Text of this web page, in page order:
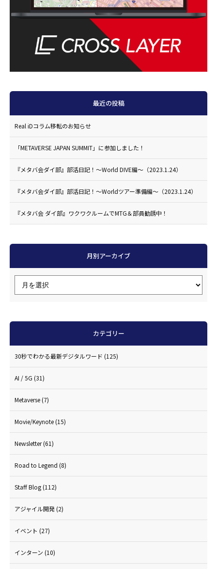
最近の投稿
Real iDコラム移転のお知らせ
「METAVERSE JAPAN SUMMIT」に参加しました！
『メタバ会ダイ部』部活日記！〜World DIVE編〜（2023.1.24）
『メタバ会ダイ部』部活日記！〜Worldツアー準備編〜（2023.1.24）
『メタバ会 ダイ部』ワクワクルームでMTG＆部員勧誘中！
月別アーカイブ
カテゴリー
30秒でわかる最新デジタルワード (125)
AI / 5G (31)
Metaverse(7)
Movie/Keynote(15)
Newsletter(61)
Road to Legend (8)
Staff Blog(112)
アジャイル開発(2)
イベント (27)
インターン (10)